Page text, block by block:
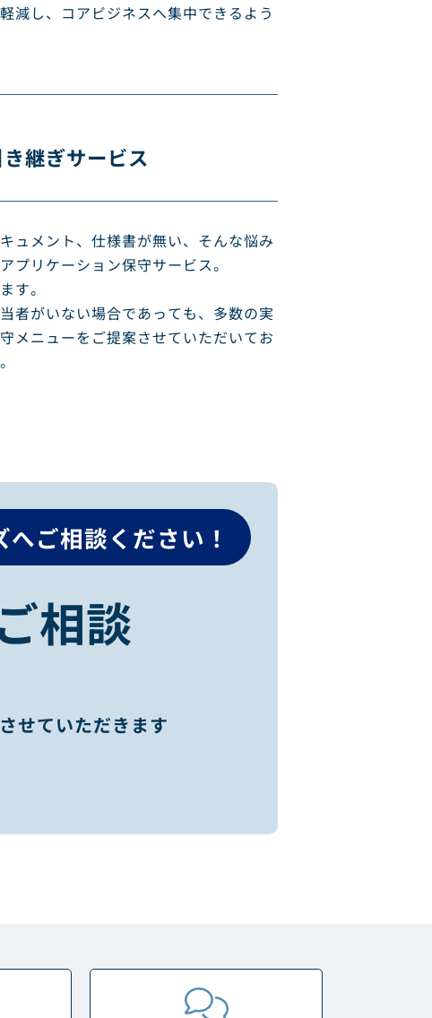
減し、コアビジネスへ集中できるよう
継ぎサービス
ュメント、仕様書が無い、そんな悩み
プリケーション保守サービス。
す。
者がいない場合であっても、多数の実
メニューをご提案させていただいてお
へご相談ください！
相談
せていただきます